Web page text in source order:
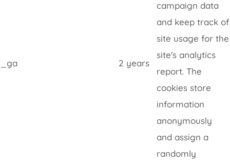
_ga 2 years
campaign data
and keep track of
site usage for the
site's analytics
report. The
cookies store
information
anonymously
and assign a
randomly